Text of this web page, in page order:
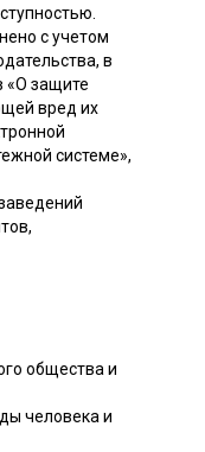
с учетом
в
«О защите
вред их
системе»,
общества и
человека и